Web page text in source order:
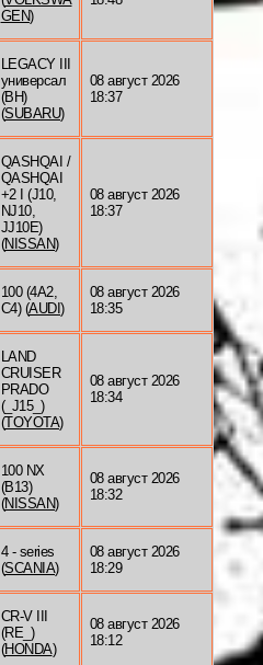
GEN)
LEGACY III
универсал
(BH)
(SUBARU)
08 август 2026
18:37
QASHQAI /
QASHQAI
+2 I (J10,
NJ10,
JJ10E)
(NISSAN)
08 август 2026
18:37
100 (4A2,
C4) (AUDI)
08 август 2026
18:35
LAND
CRUISER
PRADO
(_J15_)
(TOYOTA)
08 август 2026
18:34
100 NX
(B13)
(NISSAN)
08 август 2026
18:32
4 - series
(SCANIA)
08 август 2026
18:29
CR-V III
(RE_)
(HONDA)
08 август 2026
18:12